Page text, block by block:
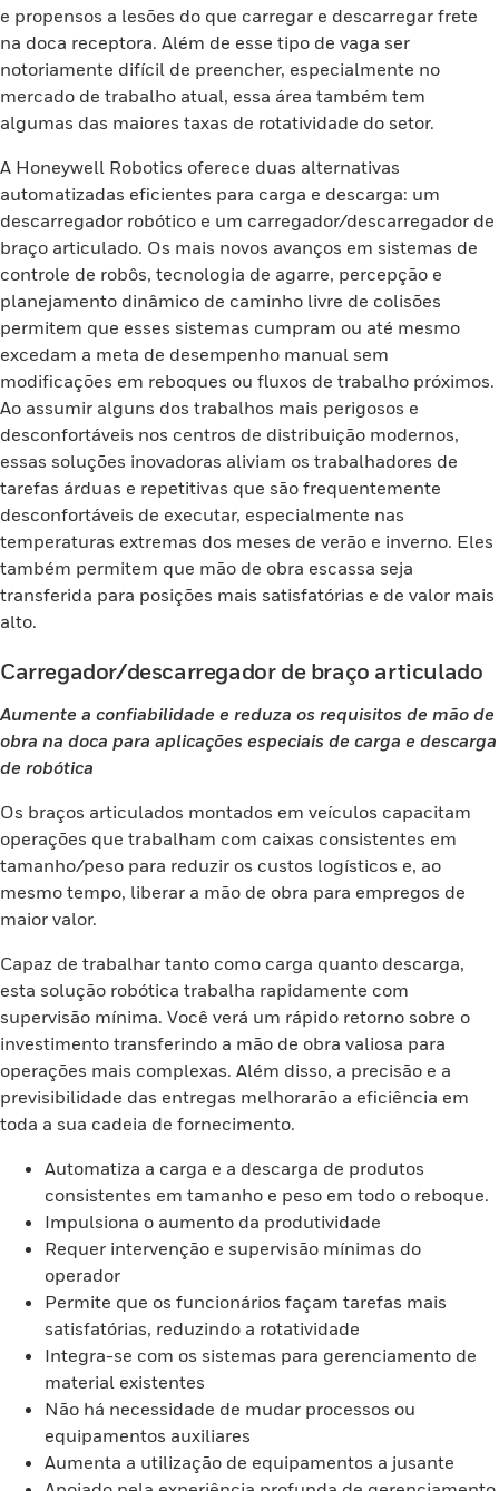
e propensos a lesões do que carregar e descarregar frete
na doca receptora. Além de esse tipo de vaga ser
notoriamente difícil de preencher, especialmente no
mercado de trabalho atual, essa área também tem
algumas das maiores taxas de rotatividade do setor.
A Honeywell Robotics oferece duas alternativas
automatizadas eficientes para carga e descarga: um
descarregador robótico e um carregador/descarregador de
braço articulado. Os mais novos avanços em sistemas de
controle de robôs, tecnologia de agarre, percepção e
planejamento dinâmico de caminho livre de colisões
permitem que esses sistemas cumpram ou até mesmo
excedam a meta de desempenho manual sem
modificações em reboques ou fluxos de trabalho próximos.
Ao assumir alguns dos trabalhos mais perigosos e
desconfortáveis nos centros de distribuição modernos,
essas soluções inovadoras aliviam os trabalhadores de
tarefas árduas e repetitivas que são frequentemente
desconfortáveis de executar, especialmente nas
temperaturas extremas dos meses de verão e inverno. Eles
também permitem que mão de obra escassa seja
transferida para posições mais satisfatórias e de valor mais
alto.
Carregador/descarregador de braço articulado
Aumente a confiabilidade e reduza os requisitos de mão de
obra na doca para aplicações especiais de carga e descarga
de robótica
Os braços articulados montados em veículos capacitam
operações que trabalham com caixas consistentes em
tamanho/peso para reduzir os custos logísticos e, ao
mesmo tempo, liberar a mão de obra para empregos de
maior valor.
Capaz de trabalhar tanto como carga quanto descarga,
esta solução robótica trabalha rapidamente com
supervisão mínima. Você verá um rápido retorno sobre o
investimento transferindo a mão de obra valiosa para
operações mais complexas. Além disso, a precisão e a
previsibilidade das entregas melhorarão a eficiência em
toda a sua cadeia de fornecimento.
Automatiza a carga e a descarga de produtos
consistentes em tamanho e peso em todo o reboque.
Impulsiona o aumento da produtividade
Requer intervenção e supervisão mínimas do
operador
Permite que os funcionários façam tarefas mais
satisfatórias, reduzindo a rotatividade
Integra-se com os sistemas para gerenciamento de
material existentes
Não há necessidade de mudar processos ou
equipamentos auxiliares
Aumenta a utilização de equipamentos a jusante